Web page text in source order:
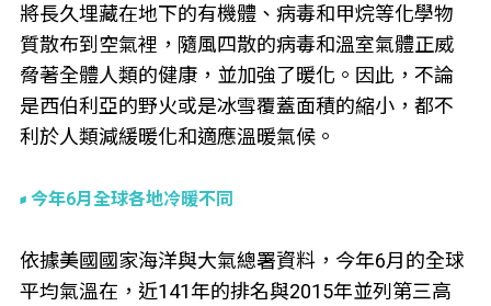
將長久埋藏在地下的有機體、病毒和甲烷等化學物
質散布到空氣裡，隨風四散的病毒和溫室氣體正威
脅著全體人類的健康，並加強了暖化。因此，不論
是西伯利亞的野火或是冰雪覆蓋面積的縮小，都不
利於人類減緩暖化和適應溫暖氣候。
今年6月全球各地冷暖不同
依據美國國家海洋與大氣總署資料，今年6月的全球
平均氣溫在，近141年的排名與2015年並列第三高